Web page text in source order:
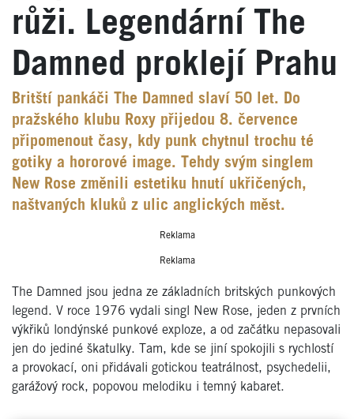
růži. Legendární The
Damned proklejí Prahu
Britští pankáči The Damned slaví 50 let. Do
pražského klubu Roxy přijedou 8. července
připomenout časy, kdy punk chytnul trochu té
gotiky a hororové image. Tehdy svým singlem
New Rose změnili estetiku hnutí ukřičených,
naštvaných kluků z ulic anglických měst.
Reklama
Reklama
The Damned jsou jedna ze základních britských punkových
legend. V roce 1976 vydali singl
New Rose, jeden z prvních
výkřiků londýnské punkové exploze, a od začátku nepasovali
jen do jediné škatulky. Tam, kde se jiní spokojili s rychlostí
a provokací, oni přidávali gotickou teatrálnost, psychedelii,
garážový rock, popovou melodiku i temný kabaret.